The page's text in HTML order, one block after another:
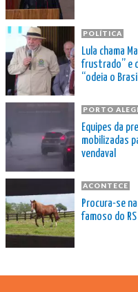
POLÍTICA
Lula chama
frustrado” e
“odeia o
PORTO
Equipes da
mobilizadas
vendaval
ACONTECE
Procura-se
famoso do RS